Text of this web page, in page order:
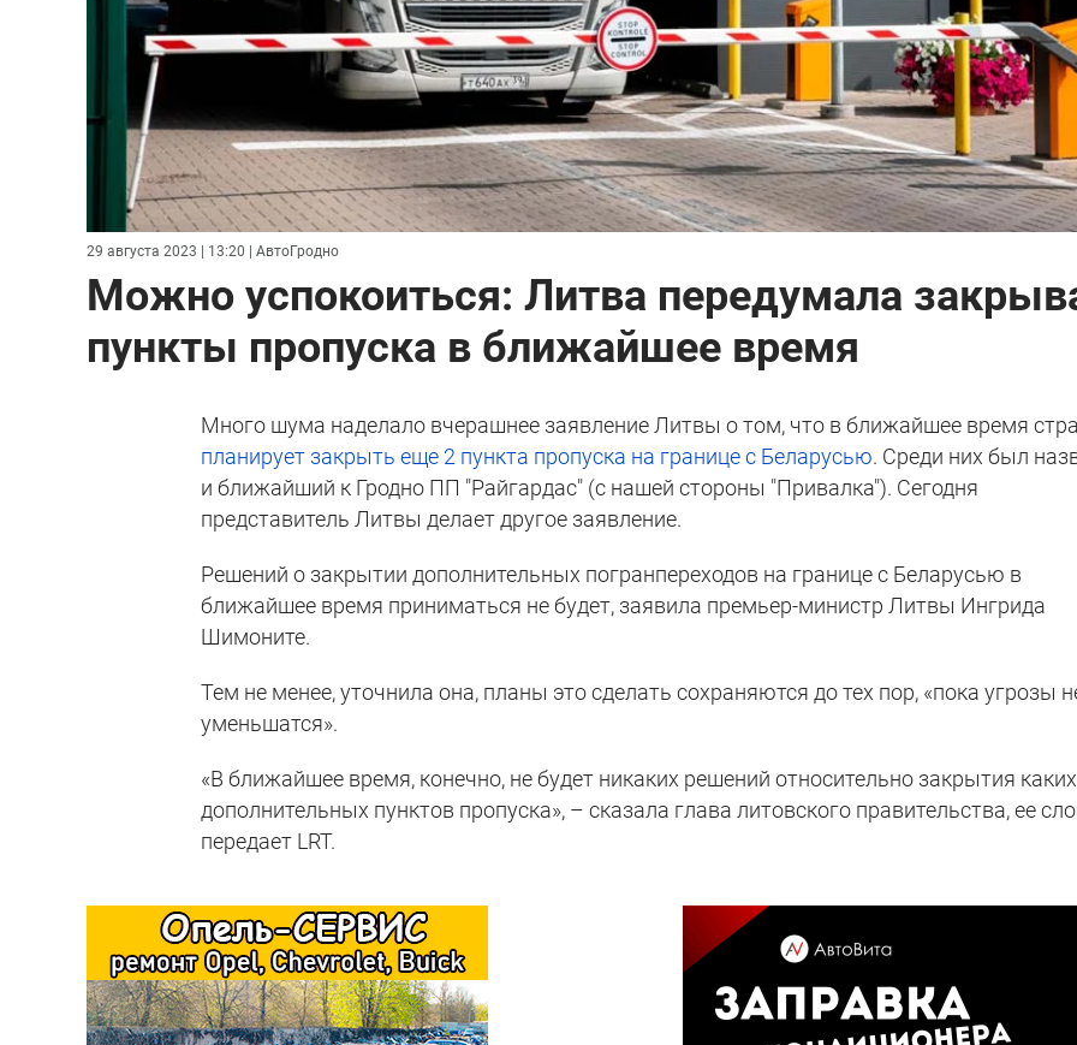
29 августа 2023 | 13:20 | АвтоГродно
Можно успокоиться: Литва передумала
пункты пропуска в ближайшее время
Много шума наделало вчерашнее заявление Литвы о том, что в ближайшее время
планирует закрыть еще 2 пункта пропуска на границе с Беларусью. Среди них был
и ближайший к Гродно ПП "Райгардас" (с нашей стороны "Привалка"). Сегодня
представитель Литвы делает другое заявление.
Решений о закрытии дополнительных погранпереходов на границе с Беларусью в
ближайшее время приниматься не будет, заявила премьер-министр Литвы Ингрида
Шимоните.
Тем не менее, уточнила она, планы это сделать сохраняются до тех пор, «пока угрозы
уменьшатся».
«В ближайшее время, конечно, не будет никаких решений относительно закрытия
дополнительных пунктов пропуска», – сказала глава литовского правительства, ее
передает LRT.